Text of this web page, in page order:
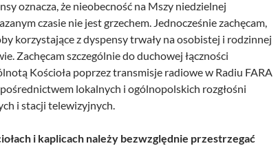
oznacza, że nieobecność na Mszy niedzielnej
czasie nie jest grzechem. Jednocześnie zachęcam,
korzystające z dyspensy trwały na osobistej i rodzinnej
Zachęcam szczególnie do duchowej łączności
Kościoła poprzez transmisje radiowe w Radiu FARA
lokalnych i ogólnopolskich rozgłośni
i stacji telewizyjnych.
i kaplicach należy bezwzględnie przestrzegać